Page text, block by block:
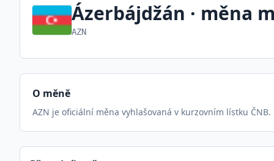
Ázerbájdžán · měna
AZN
O měně
AZN je oficiální měna vyhlašovaná v kurzovním lístku ČNB.